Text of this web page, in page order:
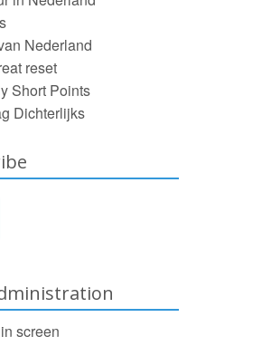
Nederland
reset
Short Points
Dichterlijks
screen